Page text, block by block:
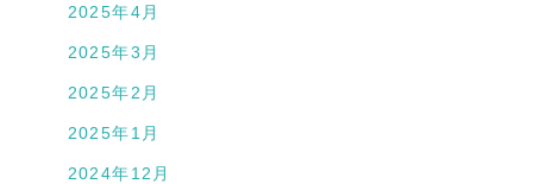
2025年4月
2025年3月
2025年2月
2025年1月
2024年12月